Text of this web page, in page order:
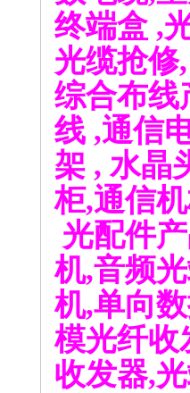
终端盒 ,
光缆抢修
综合布线
线 ,通
架 , 水晶
柜,通信
光配件
机,音频
机,单向
模光纤收
收发器,